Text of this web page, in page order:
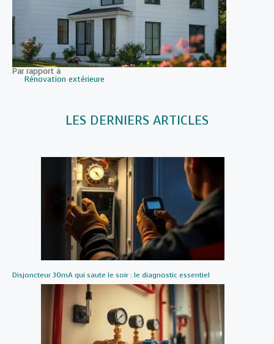
Par rapport à
Rénovation extérieure
LES DERNIERS ARTICLES
Disjoncteur 30mA qui saute le soir : le diagnostic essentiel